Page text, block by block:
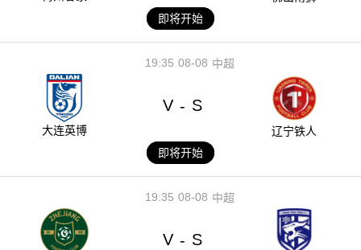
即将开始
08-08
19:35 中超
大连英博
V - S
辽宁铁人
即将开始
08-08
19:35 中超
V - S